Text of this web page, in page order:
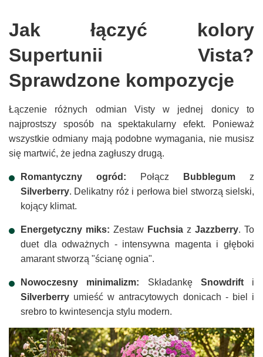
Jak łączyć kolory
Supertunii Vista?
Sprawdzone kompozycje
Łączenie różnych odmian Visty w jednej donicy to
najprostszy sposób na spektakularny efekt. Ponieważ
wszystkie odmiany mają podobne wymagania, nie musisz
się martwić, że jedna zagłuszy drugą.
Romantyczny ogród: Połącz Bubblegum z
Silverberry. Delikatny róż i perłowa biel stworzą sielski,
kojący klimat.
Energetyczny miks: Zestaw Fuchsia z Jazzberry. To
duet dla odważnych - intensywna magenta i głęboki
amarant stworzą "ścianę ognia".
Nowoczesny minimalizm: Składankę Snowdrifti
Silverberry umieść w antracytowych donicach - biel i
srebro to kwintesencja stylu modern.